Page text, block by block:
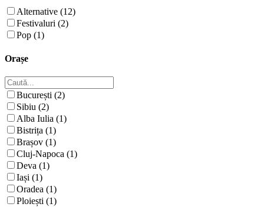
Alternative (12)
Festivaluri (2)
Pop (1)
Orașe
București (2)
Sibiu (2)
Alba Iulia (1)
Bistrița (1)
Brașov (1)
Cluj-Napoca (1)
Deva (1)
Iași (1)
Oradea (1)
Ploiești (1)